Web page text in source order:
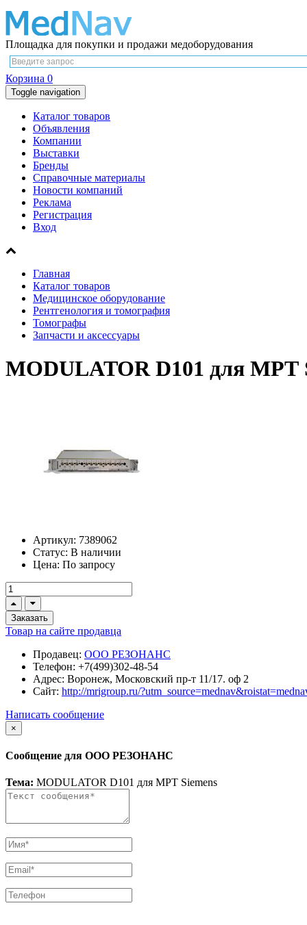
Площадка для покупки и продажи медоборудования
Корзина 0
Toggle navigation
Каталог товаров
Объявления
Компании
Выставки
Бренды
Справочные материалы
Новости компаний
Реклама
Регистрация
Вход
Главная
Каталог товаров
Медицинское оборудование
Рентгенология и томография
Томографы
Запчасти и аксессуары
MODULATOR D101 для МРТ
Артикул: 7389062
Статус: В наличии
Цена: По запросу
Заказать
Товар на сайте продавца
Продавец: ООО РЕЗОНАНС
Телефон: +7(499)302-48-54
Адрес: Воронеж, Московский пр-т 11/17. оф 2
Сайт: http://mrigroup.ru/
Написать сообщение
×
Сообщение для ООО РЕЗОНАНС
Тема: MODULATOR D101 для МРТ Siemens